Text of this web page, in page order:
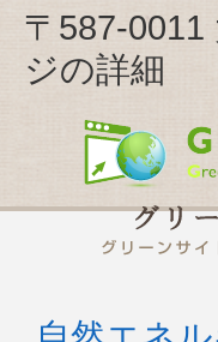
〒587-
ジの詳細